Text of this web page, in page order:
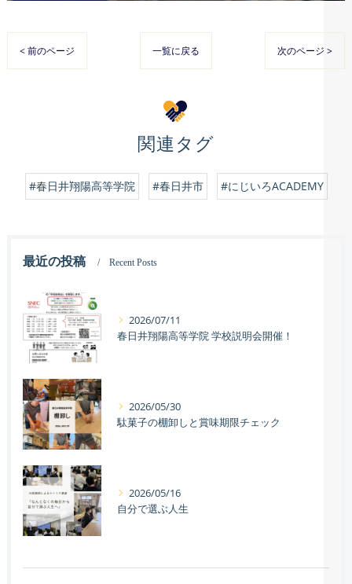
< 前のページ 一覧に戻る 次のページ >
関連タグ
#春日井翔陽高等学院 #春日井市 #にじいろACADEMY
最近の投稿 Recent Posts
2026/07/11
春日井翔陽高等学院 学校説明会開催！
2026/05/30
駄菓子の棚卸しと賞味期限チェック
2026/05/16
自分で選ぶ人生